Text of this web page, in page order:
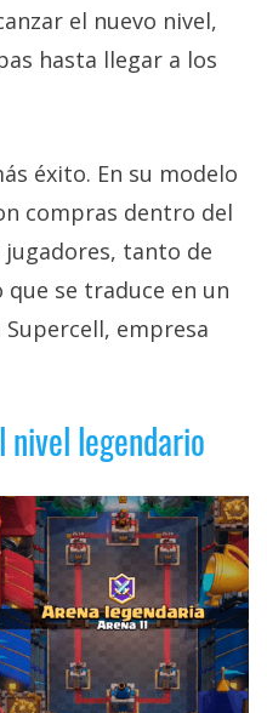
el nuevo nivel,
hasta llegar a los
éxito. En su modelo
compras dentro del
jugadores, tanto de
que se traduce en un
empresa
nivel legendario